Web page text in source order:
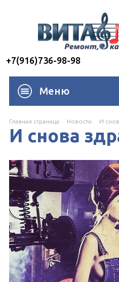
+7(916)736-98-98
Меню
Главная страница Новости И
И снова